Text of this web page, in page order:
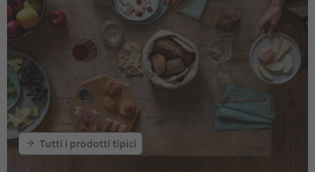
Tutti i prodotti tipici